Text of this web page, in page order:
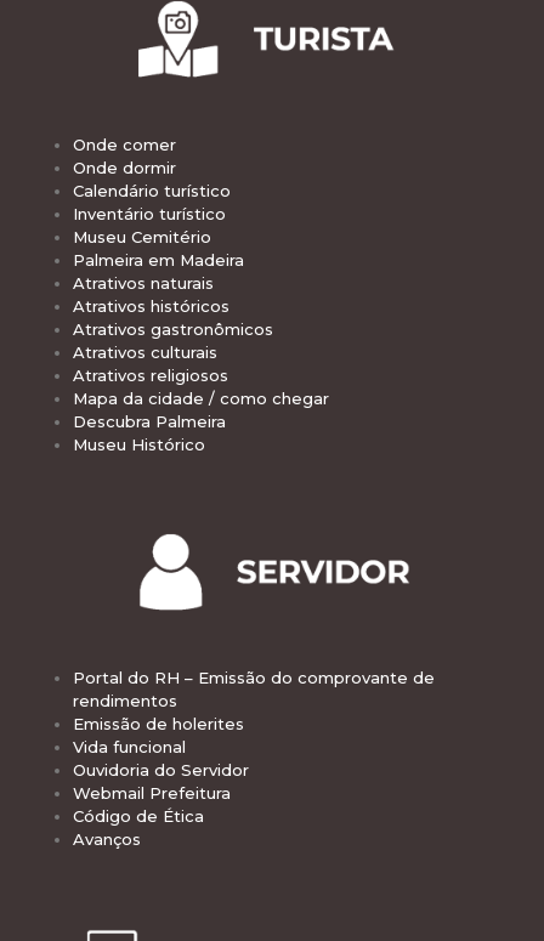
Onde comer
Onde dormir
Calendário turístico
Inventário turístico
Museu Cemitério
Palmeira em Madeira
Atrativos naturais
Atrativos históricos
Atrativos gastronômicos
Atrativos culturais
Atrativos religiosos
Mapa da cidade / como chegar
Descubra Palmeira
Museu Histórico
Portal do RH – Emissão do comprovante de
rendimentos
Emissão de holerites
Vida funcional
Ouvidoria do Servidor
Webmail Prefeitura
Código de Ética
Avanços